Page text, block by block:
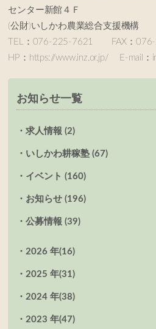
センター新館４Ｆ
(公財)いしかわ農業総合支援機構
TEL：076-225-7621 FAX：
HP：https://www.inz.or.jp/ E-mail：
お知らせ一覧
求人情報 (2)
いしかわ耕稼塾 (67)
イベント (160)
お知らせ (196)
公募情報 (39)
2026 年(16)
2025 年(31)
2024 年(38)
2023 年(47)